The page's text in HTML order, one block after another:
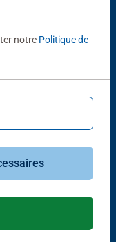
aussi
notre Politique de